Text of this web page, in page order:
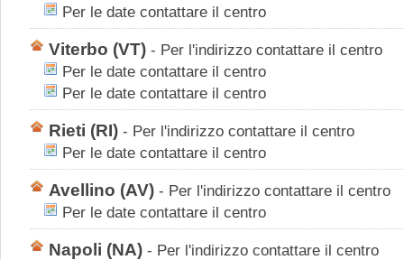
Per le date contattare il centro
Viterbo (VT) - Per l'indirizzo contattare il centro
Per le date contattare il centro
Per le date contattare il centro
Rieti (RI) - Per l'indirizzo contattare il centro
Per le date contattare il centro
Avellino (AV) - Per l'indirizzo contattare il centro
Per le date contattare il centro
Napoli (NA) - Per l'indirizzo contattare il centro